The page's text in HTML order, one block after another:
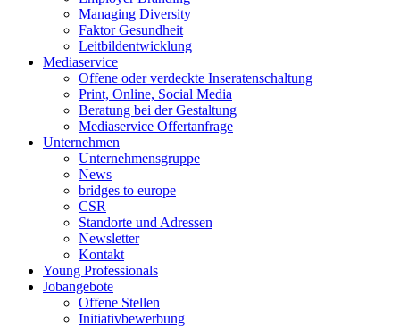
Managing Diversity
Faktor Gesundheit
Leitbildentwicklung
Mediaservice
Offene oder verdeckte Inseratenschaltung
Print, Online, Social Media
Beratung bei der Gestaltung
Mediaservice Offertanfrage
Unternehmen
Unternehmensgruppe
News
bridges to europe
CSR
Standorte und Adressen
Newsletter
Kontakt
Young Professionals
Jobangebote
Offene Stellen
Initiativbewerbung